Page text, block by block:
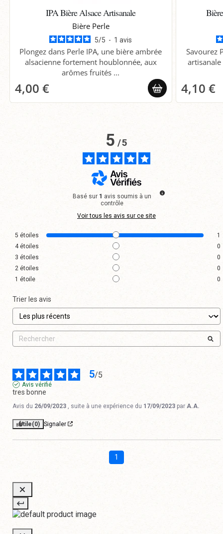
IPA Bière Alsace Artisanale
Bière Perle
5/5 - 1avis
Plongez dans Perle IPA, une bière ambrée
alsacienne fortement houblonnée, aux
arômes fruités ...
4,00 €
Savourez
4,10 €
5/5
Basé sur 1 avis soumis à un
contrôle
Voir tous les avis sur ce site
5 étoiles
1
4étoiles
0
3 étoiles
0
2 étoiles
0
1 étoile 0
Trier les avis
5/5
Avis vérifié
tres bonne
Avis du 26/09/2023 , suite à une expérience du 17/09/2023 par A.A.
Utile(0) Signaler
1